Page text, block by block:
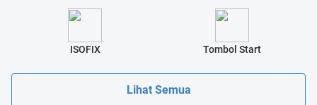
ISOFIX Tombol Start
Lihat Semua